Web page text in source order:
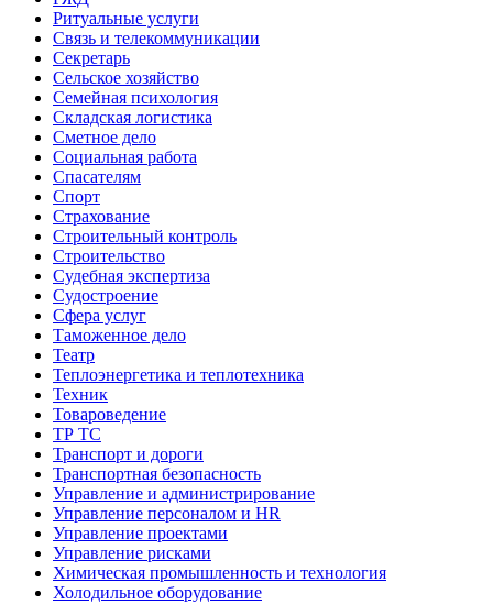
Ритуальные услуги
Связь и телекоммуникации
Секретарь
Сельское хозяйство
Семейная психология
Складская логистика
Сметное дело
Социальная работа
Спасателям
Спорт
Страхование
Строительный контроль
Строительство
Судебная экспертиза
Судостроение
Сфера услуг
Таможенное дело
Театр
Теплоэнергетика и теплотехника
Техник
Товароведение
ТР ТС
Транспорт и дороги
Транспортная безопасность
Управление и администрирование
Управление персоналом и HR
Управление проектами
Управление рисками
Химическая промышленность и технология
Холодильное оборудование